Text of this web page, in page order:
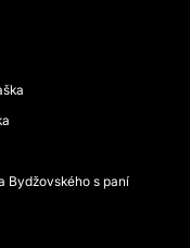
Bydžovského s paní